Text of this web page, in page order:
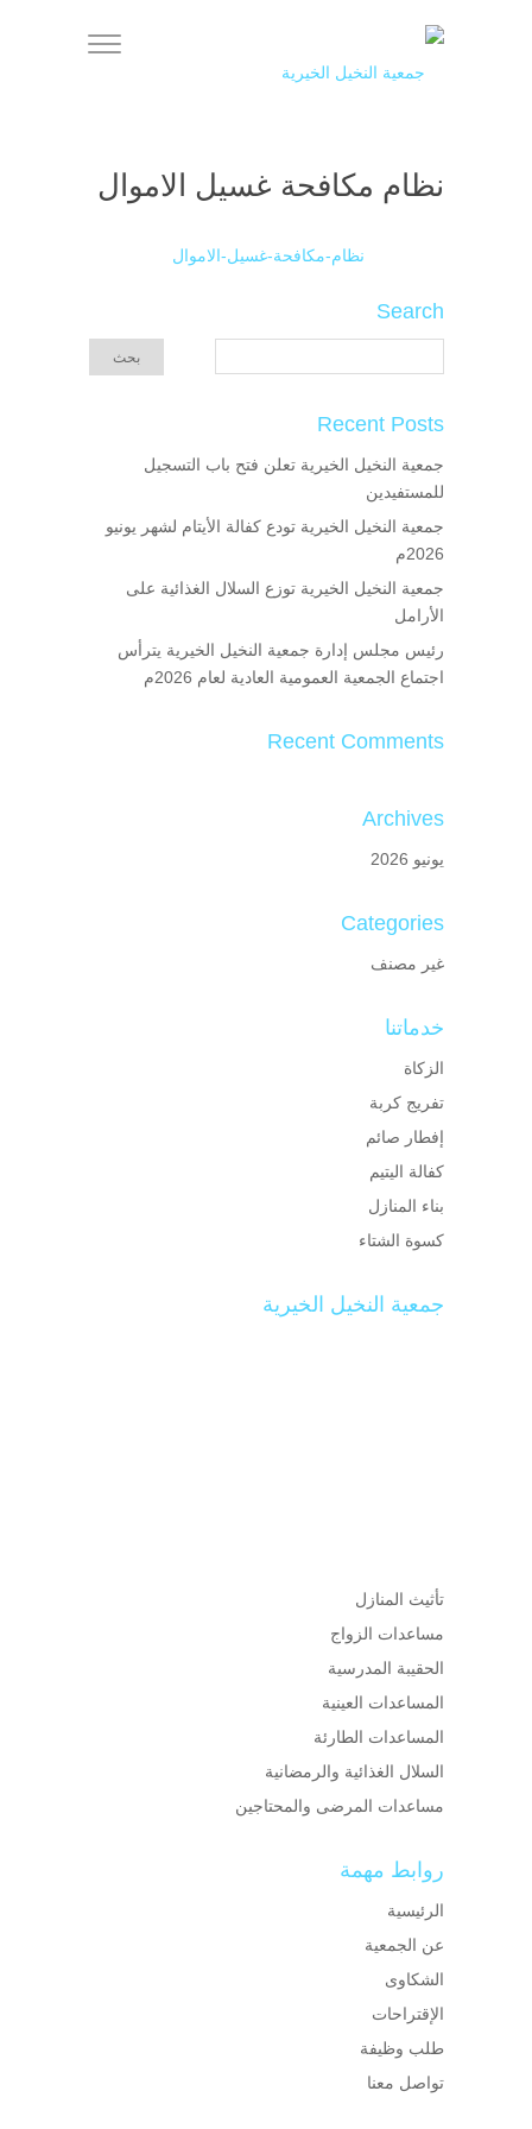
نظام مكافحة غسيل الاموال
نظام-مكافحة-غسيل-الاموال
Search
Recent Posts
جمعية النخيل الخيرية تعلن فتح باب التسجيل
للمستفيدين
جمعية النخيل الخيرية تودع كفالة الأيتام لشهر يونيو
2026م
جمعية النخيل الخيرية توزع السلال الغذائية على
الأرامل
رئيس مجلس إدارة جمعية النخيل الخيرية يترأس
اجتماع الجمعية العمومية العادية لعام 2026م
Recent Comments
Archives
يونيو 2026
Categories
غير مصنف
خدماتنا
الزكاة
تفريج كربة
إفطار صائم
كفالة اليتيم
بناء المنازل
كسوة الشتاء
جمعية النخيل الخيرية
تأثيث المنازل
مساعدات الزواج
الحقيبة المدرسية
المساعدات العينية
المساعدات الطارئة
السلال الغذائية والرمضانية
مساعدات المرضى والمحتاجين
روابط مهمة
الرئيسية
عن الجمعية
الشكاوى
الإقتراحات
طلب وظيفة
تواصل معنا